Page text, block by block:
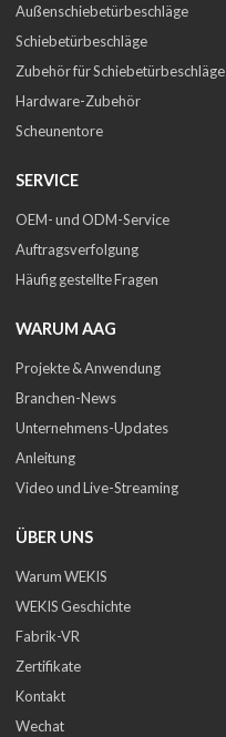
Außenschiebetürbeschläge
Schiebetürbeschläge
Zubehör für Schiebetürbeschläge
Hardware-Zubehör
Scheunentore
SERVICE
OEM- und ODM-Service
Auftragsverfolgung
Häufig gestellte Fragen
WARUM AAG
Projekte & Anwendung
Branchen-News
Unternehmens-Updates
Anleitung
Video und Live-Streaming
ÜBER UNS
Warum WEKIS
WEKIS Geschichte
Fabrik-VR
Zertifikate
Kontakt
Wechat